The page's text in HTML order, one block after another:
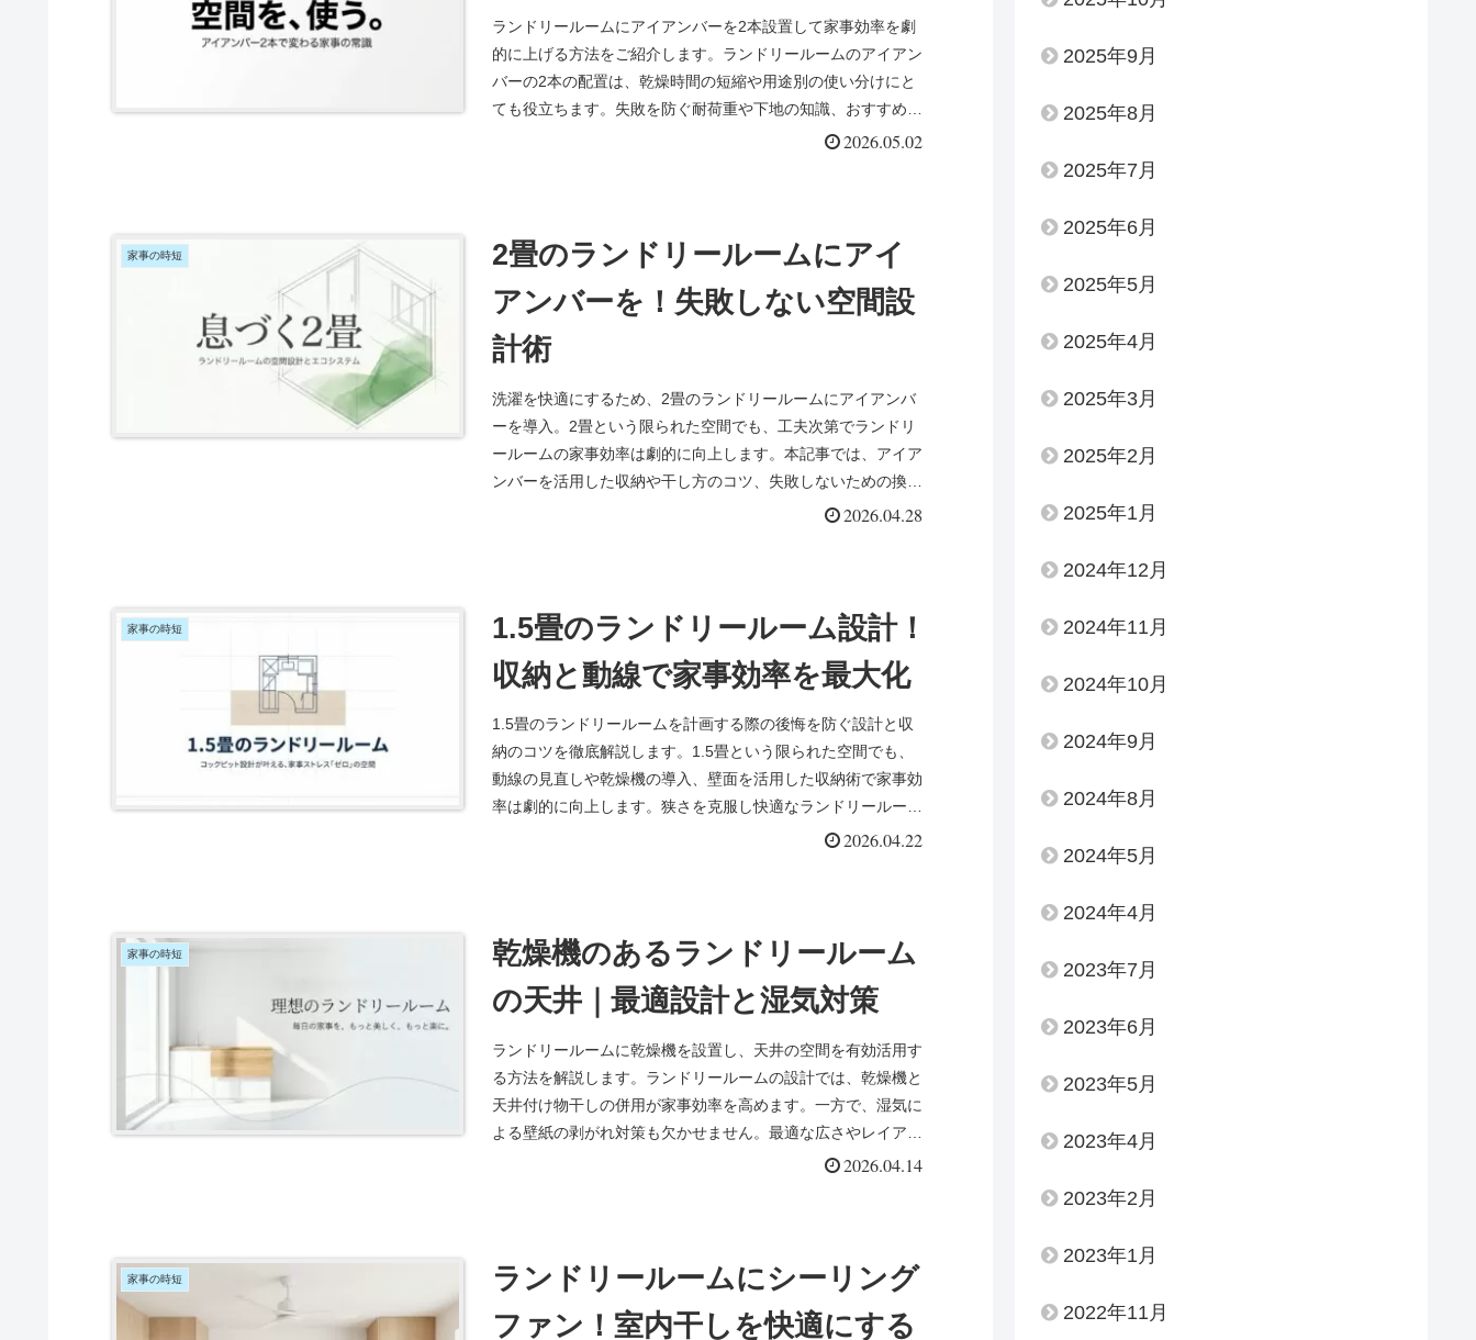
ランドリールームにアイアンバーを2本設置して家事効率を劇
的に上げる方法をご紹介します。ランドリールームのアイアン
バーの2本の配置は、乾燥時間の短縮や用途別の使い分けにと
ても役立ちます。失敗を防ぐ耐荷重や下地の知識、おすすめの
レイアウトまで、理想の空間作りのヒントをまとめました。
2026.05.02
家事の時短
2畳のランドリールームにアイ
アンバーを！失敗しない空間設
計術
洗濯を快適にするため、2畳のランドリールームにアイアンバ
ーを導入。2畳という限られた空間でも、工夫次第でランドリ
ールームの家事効率は劇的に向上します。本記事では、アイア
ンバーを活用した収納や干し方のコツ、失敗しないための換気
2026.04.28
家事の時短
1.5畳のランドリールーム設計！
収納と動線で家事効率を最大化
1.5畳のランドリールームを計画する際の後悔を防ぐ設計と収
納のコツを徹底解説します。1.5畳という限られた空間でも、
動線の見直しや乾燥機の導入、壁面を活用した収納術で家事効
率は劇的に向上します。狭さを克服し快適なランドリールーム
を実現するための実践的なノウハウをお届けします。2026.04.22
家事の時短
乾燥機のあるランドリールーム
の天井｜最適設計と湿気対策
ランドリールームに乾燥機を設置し、天井の空間を有効活用す
る方法を解説します。ランドリールームの設計では、乾燥機と
天井付け物干しの併用が家事効率を高めます。一方で、湿気に
よる壁紙の剥がれ対策も欠かせません。最適な広さやレイアウ
ト、換気設備の選び方まで詳しくお伝えします。
2026.04.14
家事の時短
ランドリールームにシーリング
ファン！室内干しを快適にする
2025年9月
2025年8月
2025年7月
2025年6月
2025年5月
2025年4月
2025年3月
2025年2月
2025年1月
2024年12月
2024年11月
2024年10月
2024年9月
2024年8月
2024年5月
2024年4月
2023年7月
2023年6月
2023年5月
2023年4月
2023年2月
2023年1月
2022年11月